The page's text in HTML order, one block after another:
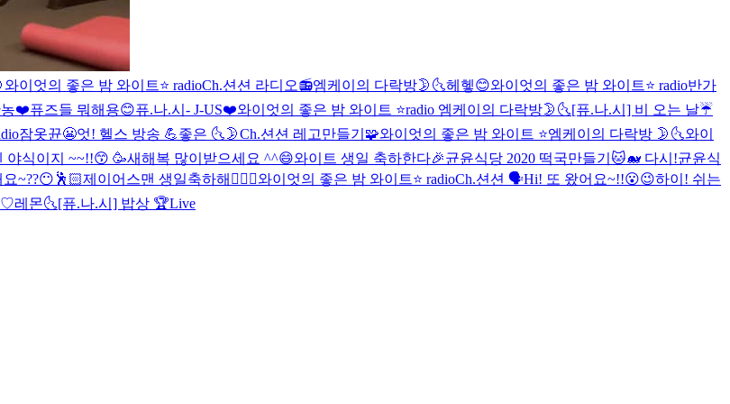
와이엇의 좋은 밤 와이트⭐️ radioCh.션션 라디오📻엠케이의 다락방🌛🌜헤헿😊와이엇의 좋은 밤 와이트⭐️ radio반가
농❤️퓨즈들 뭐해용😊퓨.나.시- J-US❤️와이엇의 좋은 밤 와이트 ⭐️radio 엠케이의 다락방🌛🌜[퓨.나.시] 비 오는 날☔️
잠옷뀬😬엇! 헬스 방송 💪좋은 🌜🌛Ch.션션 레고만들기🧩와이엇의 좋은 밤 와이트 ⭐️엠케이의 다락방 🌛🌜와이
야식이지 ~~!!😙 🥳새해복 많이받으세요 ^^😄와이트 생일 축하한다🎉균윤식당 2020 떡국만들기🐱🐋 다시!균윤식
~??😶🕺🏻제이어스맨 생일축하해👨‍❤️‍👨와이엇의 좋은 밤 와이트⭐️ radioCh.션션 🗣Hi! 또 왔어요~!!😮😉하이! 쉬는
레몬🌜[퓨.나.시] 밥상 🏆Live